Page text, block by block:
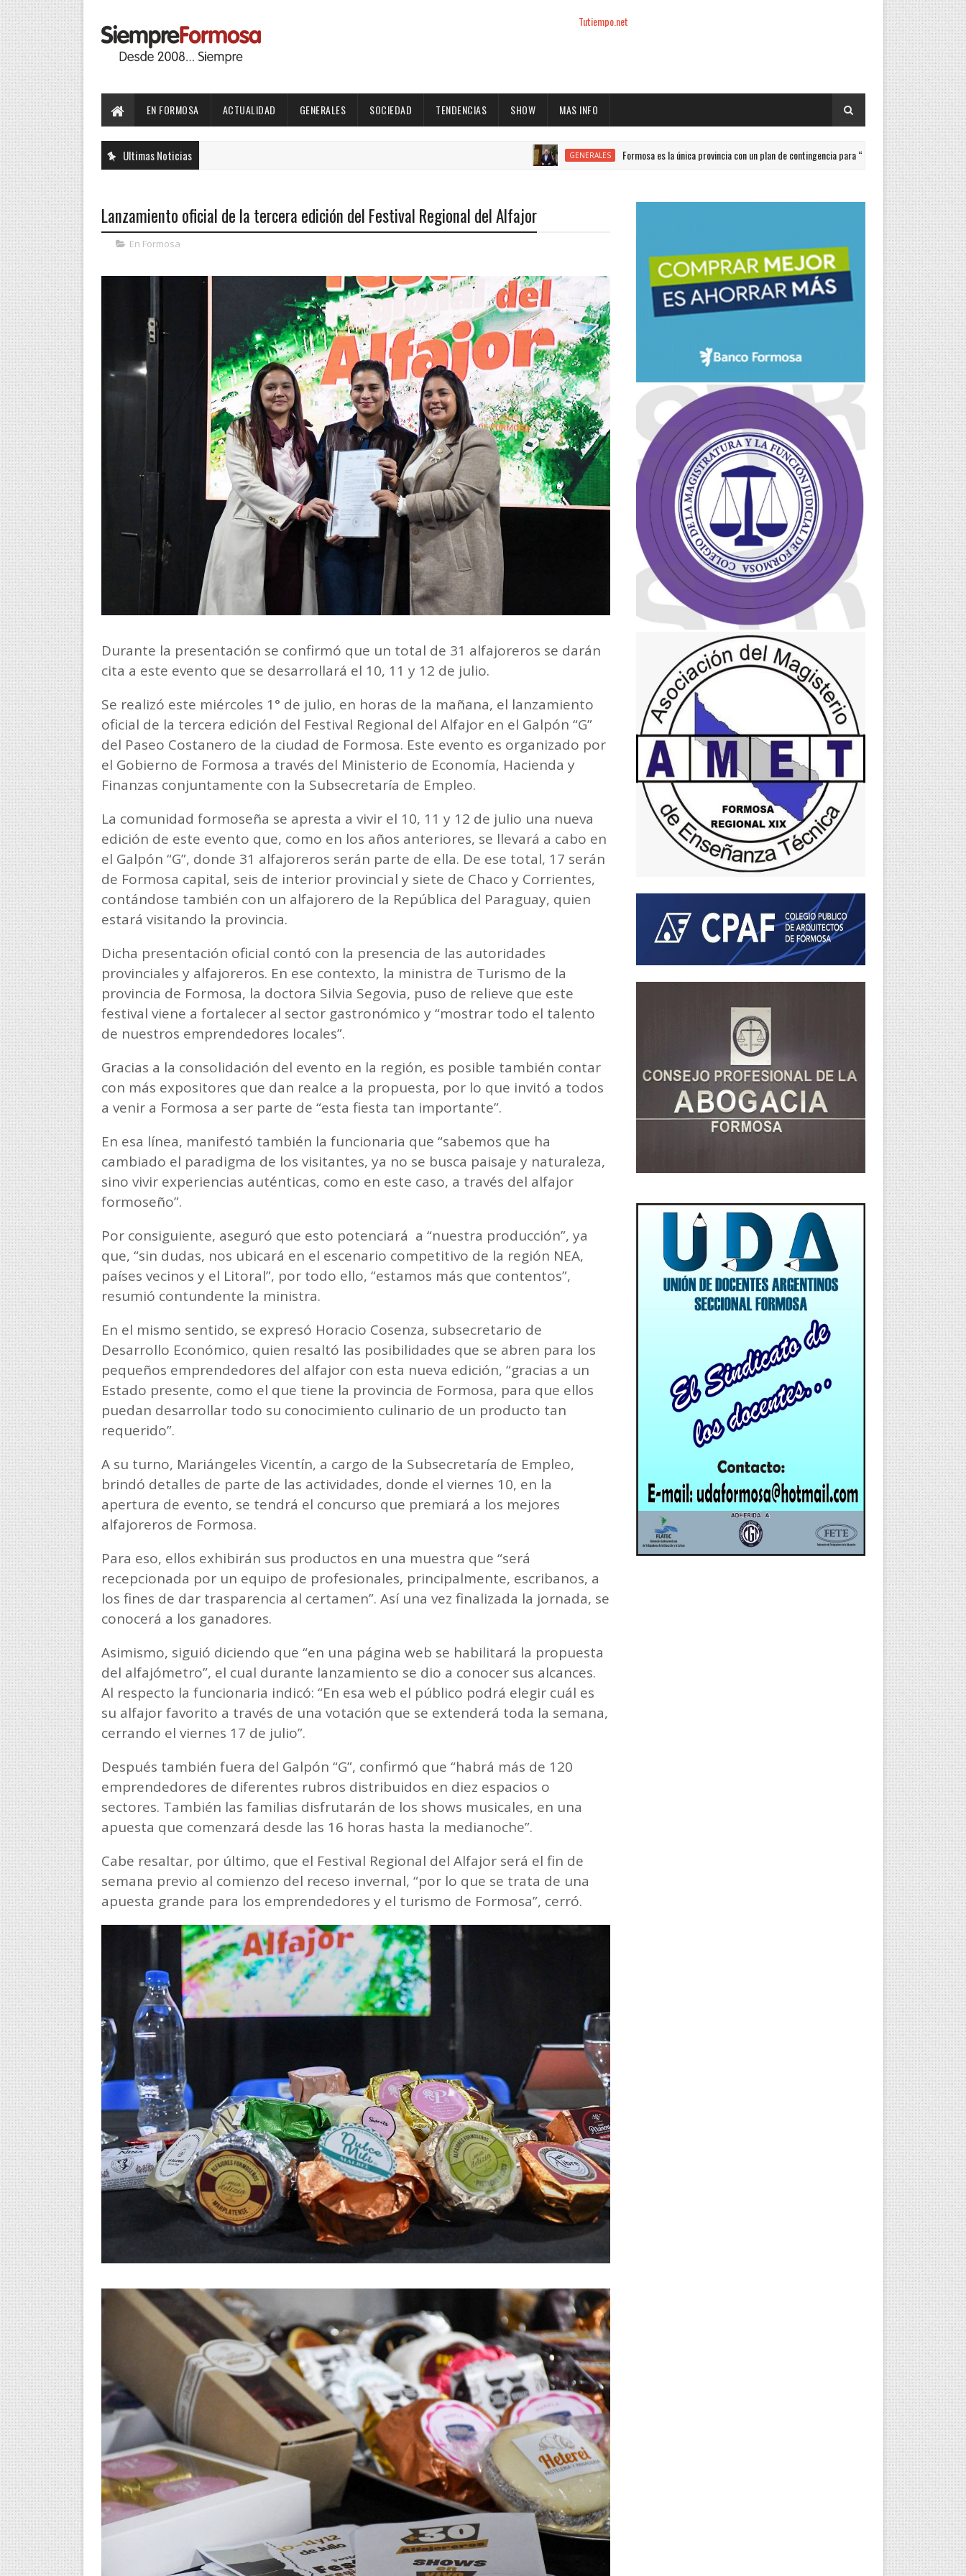
Tutiempo.net
EN FORMOSA ACTUALIDAD GENERALES SOCIEDAD TENDENCIAS SHOW MAS INFO
Ultimas Noticias GENERALES Formosa es la única provincia con un plan de contingencia para “El Niño” ACTUALIDAD Con
Lanzamiento oficial de la tercera edición del Festival Regional del Alfajor
En Formosa
Durante la presentación se confirmó que un total de 31 alfajoreros se darán
cita a este evento que se desarrollará el 10, 11 y 12 de julio.
Se realizó este miércoles 1° de julio, en horas de la mañana, el lanzamiento
oficial de la tercera edición del Festival Regional del Alfajor en el Galpón “G”
del Paseo Costanero de la ciudad de Formosa. Este evento es organizado por
el Gobierno de Formosa a través del Ministerio de Economía, Hacienda y
Finanzas conjuntamente con la Subsecretaría de Empleo.
La comunidad formoseña se apresta a vivir el 10, 11 y 12 de julio una nueva
edición de este evento que, como en los años anteriores, se llevará a cabo en
el Galpón “G”, donde 31 alfajoreros serán parte de ella. De ese total, 17 serán
de Formosa capital, seis de interior provincial y siete de Chaco y Corrientes,
contándose también con un alfajorero de la República del Paraguay, quien
estará visitando la provincia.
Dicha presentación oficial contó con la presencia de las autoridades
provinciales y alfajoreros. En ese contexto, la ministra de Turismo de la
provincia de Formosa, la doctora Silvia Segovia, puso de relieve que este
festival viene a fortalecer al sector gastronómico y “mostrar todo el talento
de nuestros emprendedores locales”.
Gracias a la consolidación del evento en la región, es posible también contar
con más expositores que dan realce a la propuesta, por lo que invitó a todos
a venir a Formosa a ser parte de “esta fiesta tan importante”.
En esa línea, manifestó también la funcionaria que “sabemos que ha
cambiado el paradigma de los visitantes, ya no se busca paisaje y naturaleza,
sino vivir experiencias auténticas, como en este caso, a través del alfajor
formoseño”.
Por consiguiente, aseguró que esto potenciará a “nuestra producción”, ya
que, “sin dudas, nos ubicará en el escenario competitivo de la región NEA,
países vecinos y el Litoral”, por todo ello, “estamos más que contentos”,
resumió contundente la ministra.
En el mismo sentido, se expresó Horacio Cosenza, subsecretario de
Desarrollo Económico, quien resaltó las posibilidades que se abren para los
pequeños emprendedores del alfajor con esta nueva edición, “gracias a un
Estado presente, como el que tiene la provincia de Formosa, para que ellos
puedan desarrollar todo su conocimiento culinario de un producto tan
requerido”.
A su turno, Mariángeles Vicentín, a cargo de la Subsecretaría de Empleo,
brindó detalles de parte de las actividades, donde el viernes 10, en la
apertura de evento, se tendrá el concurso que premiará a los mejores
alfajoreros de Formosa.
Para eso, ellos exhibirán sus productos en una muestra que “será
recepcionada por un equipo de profesionales, principalmente, escribanos, a
los fines de dar trasparencia al certamen”. Así una vez finalizada la jornada, se
conocerá a los ganadores.
Asimismo, siguió diciendo que “en una página web se habilitará la propuesta
del alfajómetro”, el cual durante lanzamiento se dio a conocer sus alcances.
Al respecto la funcionaria indicó: “En esa web el público podrá elegir cuál es
su alfajor favorito a través de una votación que se extenderá toda la semana,
cerrando el viernes 17 de julio”.
Después también fuera del Galpón “G”, confirmó que “habrá más de 120
emprendedores de diferentes rubros distribuidos en diez espacios o
sectores. También las familias disfrutarán de los shows musicales, en una
apuesta que comenzará desde las 16 horas hasta la medianoche”.
Cabe resaltar, por último, que el Festival Regional del Alfajor será el fin de
semana previo al comienzo del receso invernal, “por lo que se trata de una
apuesta grande para los emprendedores y el turismo de Formosa”, cerró.